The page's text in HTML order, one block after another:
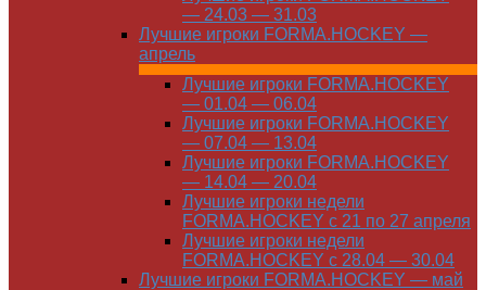
— 24.03 — 31.03
Лучшие игроки FORMA.HOCKEY —
апрель
Лучшие игроки FORMA.HOCKEY
— 01.04 — 06.04
Лучшие игроки FORMA.HOCKEY
— 07.04 — 13.04
Лучшие игроки FORMA.HOCKEY
— 14.04 — 20.04
Лучшие игроки недели
FORMA.HOCKEY с 21 по 27 апреля
Лучшие игроки недели
FORMA.HOCKEY с 28.04 — 30.04
Лучшие игроки FORMA.HOCKEY — май